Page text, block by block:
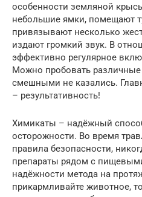
особенности земляной
небольшие ямки, помещают
привязывают несколько
издают громкий звук. В
эффективно регулярное
Можно пробовать
смешными не казались.
– результативность!
Химикаты – надёжный
осторожности. Во время
правила безопасности,
препараты рядом с
надёжности метода на
прикармливайте животное,